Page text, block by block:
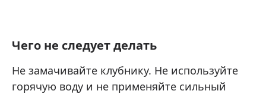
Чего не следует делать
Не замачивайте клубнику. Не используйте
горячую воду и не применяйте сильный